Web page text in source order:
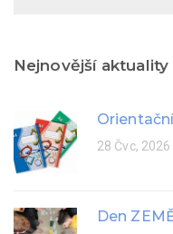
Nejnovější aktuality
28 Čvc, 2026
Den